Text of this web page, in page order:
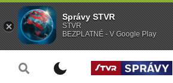
Správy STVR
STVR
BEZPLATNÉ - V Google Play